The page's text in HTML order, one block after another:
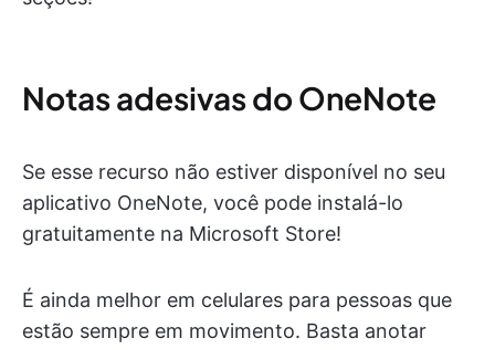
Notas adesivas do OneNote
Se esse recurso não estiver disponível no seu
aplicativo OneNote, você pode instalá-lo
gratuitamente na Microsoft Store!
É ainda melhor em celulares para pessoas que
estão sempre em movimento. Basta anotar